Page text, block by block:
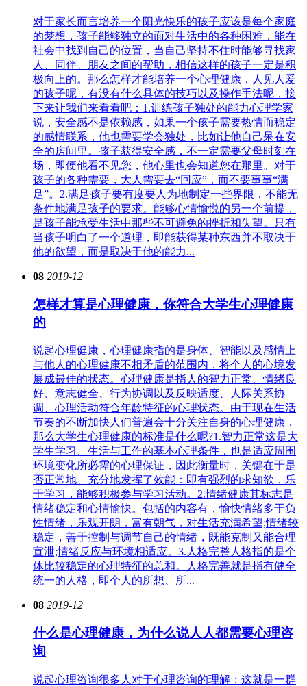
对于家长而言培养一个阳光快乐的孩子应该是每个家庭
的梦想，孩子能够独立的面对生活中的各种困难，能在
社会中找到自己的位置，当自己坚持不住时能够寻找家
人、同伴、朋友之间的帮助，相信这样的孩子一定是积
极向上的。那么怎样才能培养一个心理健康，人见人爱
的孩子呢，有没有什么具体的技巧以及操作手法呢，接
下来让我们来看看吧：1.训练孩子独处的能力心理学家
说，安全感不是依赖感，如果一个孩子需要热情而稳定
的感情联系，他也需要学会独处，比如让他自己呆在安
全的房间里。孩子获得安全感，不一定需要父母时刻在
场，即便他看不见您，他心里也会知道您在那里。对于
孩子的各种需要，大人需要去“回应”，而不要事事“满
足”。2.满足孩子要有度要人为地制定一些界限，不能无
条件地满足孩子的要求。能够心情愉悦的另一个前提，
是孩子能承受生活中那些不可避免的挫折和失望。只有
当孩子明白了一个道理，即能获得某种东西并不取决于
他的欲望，而是取决于他的能力...
08 2019-12
怎样才算是心理健康，你符合大学生心理健康
的
说起心理健康，心理健康指的是身体、智能以及感情上
与他人的心理健康不相矛盾的范围内，将个人的心境发
展成最佳的状态。心理健康是指人的智力正常、情绪良
好、意志健全、行为协调以及反映适度、人际关系协
调、心理活动符合年龄特征的心理状态。由于现在生活
节奏的不断加快人们普遍会十分关注自身的心理健康，
那么大学生心理健康的标准是什么呢?1.智力正常这是大
学生学习、生活与工作的基本心理条件，也是适应周围
环境变化所必需的心理保证，因此衡量时，关键在于是
否正常地、充分地发挥了效能：即有强烈的求知欲，乐
于学习，能够积极参与学习活动。2.情绪健康其标志是
情绪稳定和心情愉快。包括的内容有，愉快情绪多于负
性情绪，乐观开朗，富有朝气，对生活充满希望;情绪较
稳定，善于控制与调节自己的情绪，既能克制又能合理
宣泄;情绪反应与环境相适应。3.人格完整人格指的是个
体比较稳定的心理特征的总和。人格完善就是指有健全
统一的人格，即个人的所想、所...
08 2019-12
什么是心理健康，为什么说人人都需要心理咨
询
说起心理咨询很多人对于心理咨询的理解：这就是一群